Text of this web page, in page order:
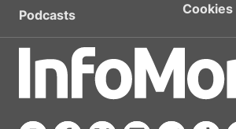
Podcasts
Cookies